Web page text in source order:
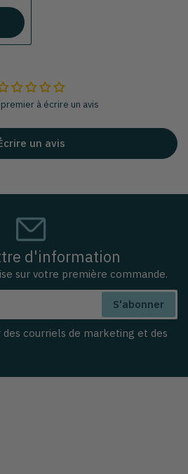
à écrire un avis
un avis
d'information
sur votre première commande.
S'abonner
courriels de marketing et des